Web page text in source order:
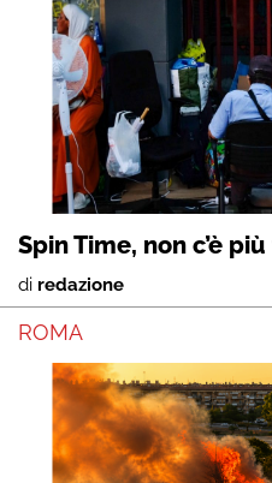
Spin Time, non c’è
di redazione
ROMA